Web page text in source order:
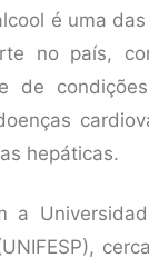
é uma
no país,
de
hepáticas.
a